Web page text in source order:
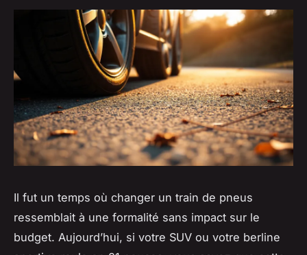
Il fut un temps où changer un train de pneus
ressemblait à une formalité sans impact sur le
budget. Aujourd’hui, si votre SUV ou votre berline